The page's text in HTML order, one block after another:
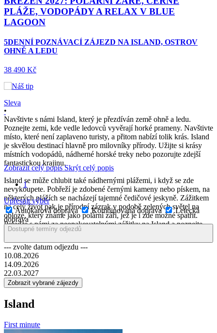
PLÁŽE, VODOPÁDY A RELAX V BLUE
LAGOON
5DENNÍ POZNÁVACÍ ZÁJEZD NA ISLAND, OSTROV
OHNĚ A LEDU
38 490 Kč
Sleva
•
Navštivte s námi Island, který je přezdíván země ohně a ledu.
Poznejte zemi, kde vedle ledovců vyvěrají horké prameny. Navštivte
místo, které není zaplaveno turisty, a přitom nabízí tolik krás. Island
je skvělou destinací hlavně pro milovníky přírody. Užijte si krásy
místních vodopádů, nádherné horské treky nebo pozorujte zdejší
fantastickou krajinu.
Island se může chlubit také nádhernými plážemi, i když se zde
nevykoupete. Pobřeží je zdobené černými kameny nebo pískem, na
některých plážích se nacházejí tajemné čedičové jeskyně. Zážitkem
na celý život pak je přírodní zázrak v podobě zelených světel na
obloze, který známe jako polární záři, jež je i zde možné spatřit.
Pojeďte s námi za neopakovatelnými zážitky na Island a poznejte
krásy, které naše planeta nabízí.
Zobrazit celý popis Skrýt celý popis
1
Upřesnit výběr
Autokarová doprava
Kombinovaná doprava
Letecká
doprava
Dostupné termíny odjezdů
--- zvolte datum odjezdu ---
10.08.2026
14.09.2026
22.03.2027
Island
First minute